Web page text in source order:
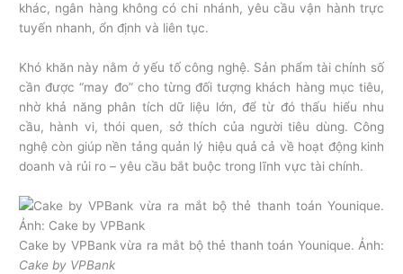
khác, ngân hàng không có chi nhánh, yêu cầu vận hành trực
tuyến nhanh, ổn định và liên tục.
Khó khăn này nằm ở yếu tố công nghệ. Sản phẩm tài chính số
cần được “may đo” cho từng đối tượng khách hàng mục tiêu,
nhờ khả năng phân tích dữ liệu lớn, để từ đó thấu hiểu nhu
cầu, hành vi, thói quen, sở thích của người tiêu dùng. Công
nghệ còn giúp nền tảng quản lý hiệu quả cả về hoạt động kinh
doanh và rủi ro – yêu cầu bắt buộc trong lĩnh vực tài chính.
Cake by VPBank vừa ra mắt bộ thẻ thanh toán Younique. Ảnh:
Cake by VPBank